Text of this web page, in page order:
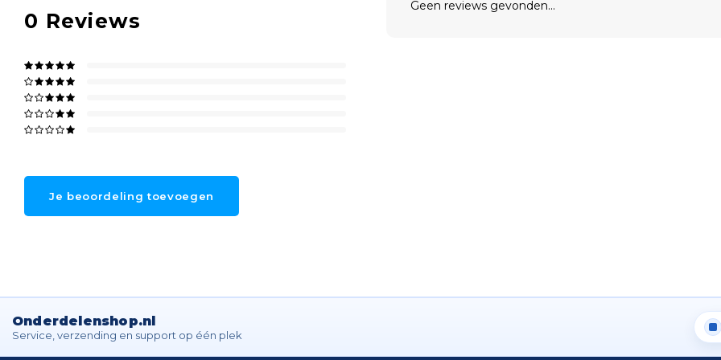
0 Reviews
Je beoordeling toevoegen
Geen reviews gevonden...
Onderdelenshop.nl
Service, verzending en support op één plek